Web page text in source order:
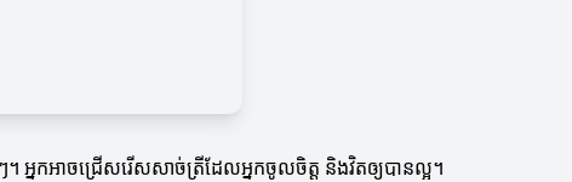
អ្នកអាចជ្រើសរើសសាច់ត្រីដែលអ្នកចូលចិត្ត និងវិតឲ្យបានល្អ។